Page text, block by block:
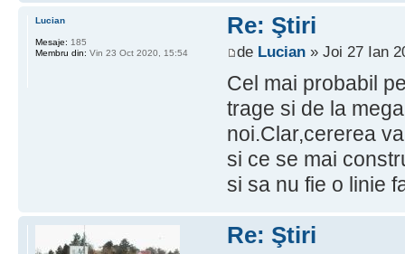
Re: Ştiri
de Lucian» Joi 27 Ian
Cel mai probabil
trage si de la
noi.Clar,cererea
si ce se mai
si sa nu fie o linie
Lucian
Mesaje: 185
Membru din: Vin 23 Oct 2020, 15:54
Re: Ştiri